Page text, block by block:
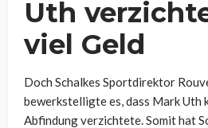
Uth
viel Geld
Doch Schalkes Sportdirektor
bewerkstelligte es, dass Mark Uth
Abfindung verzichtete. Somit hat